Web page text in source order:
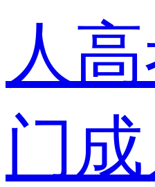
人
门